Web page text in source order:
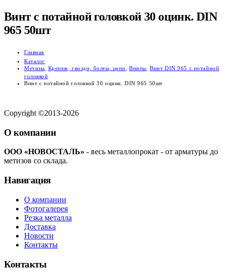
Винт с потайной головкой 30 оцинк. DIN
965 50шт
Главная
Каталог
Метизы
Крепеж, гвозди, болты, цепи ,Винты ,Винт DIN 965 с потайной
головкой
Винт с потайной головкой 30 оцинк. DIN 965 50шт
Copyright ©2013-2026
О компании
ООО «НОВОСТАЛЬ» - весь металлопрокат - от арматуры до
метизов со склада.
Навигация
О компании
Фотогалерея
Резка металла
Доставка
Новости
Контакты
Контакты